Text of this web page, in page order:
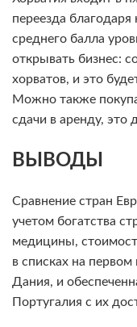
переезда
среднего балла
открывать бизнес:
хорватов, и это
Можно также
сдачи в аренду, это
ВЫВОДЫ
Сравнение стран
учетом богатства
медицины,
в списках на
Дания, и
Португалия с их